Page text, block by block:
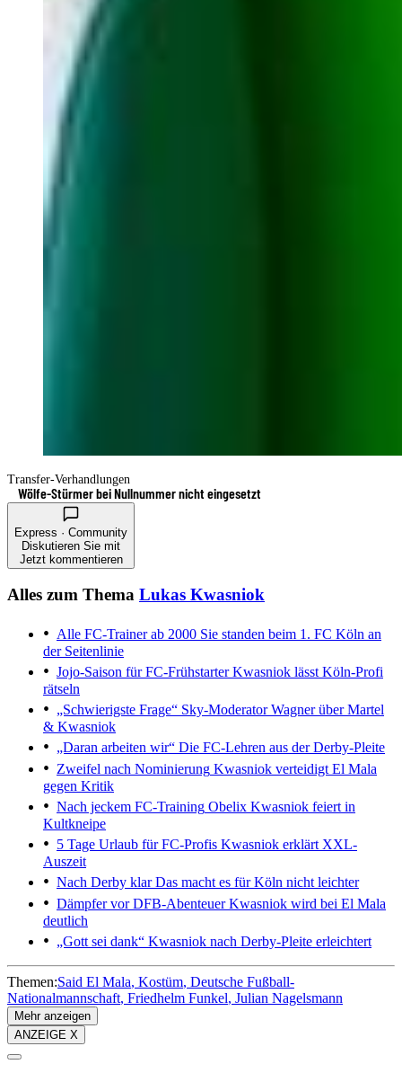
Transfer-Verhandlungen
Wölfe-Stürmer bei Nullnummer nicht eingesetzt
Express · Community
Diskutieren Sie mit
Jetzt kommentieren
Alles zum Thema Lukas Kwasniok
Alle FC-Trainer ab 2000 Sie standen beim 1. FC Köln an
der Seitenlinie
Jojo-Saison für FC-FrühstarterKwasniok lässt Köln-Profi
rätseln
„Schwierigste Frage“ Sky-Moderator Wagner über Martel
& Kwasniok
„Daran arbeiten wir“ Die FC-Lehren aus der Derby-Pleite
Zweifel nach Nominierung Kwasniok verteidigt El Mala
gegen Kritik
Nach jeckem FC-Training Obelix Kwasniok feiert in
Kultkneipe
5 Tage Urlaub für FC-Profis Kwasniok erklärt XXL-
Auszeit
Nach Derby klarDas macht es für Köln nicht leichter
Dämpfer vor DFB-AbenteuerKwasniok wird bei El Mala
deutlich
„Gott sei dank“ Kwasniok nach Derby-Pleite erleichtert
Themen:Said El Mala Kostüm Deutsche Fußball-
Nationalmannschaft Friedhelm Funkel Julian Nagelsmann
Mehr anzeigen
ANZEIGE X